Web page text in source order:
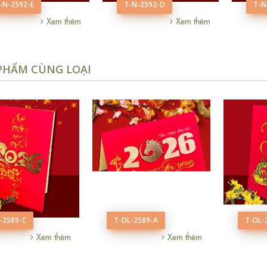
N-2592-E
Xem thêm
T-N-2592-D
Xem thêm
T-
CÙNG LOẠI
2589-C
Xem thêm
T-DL-2589-A
Xem thêm
T-DL-